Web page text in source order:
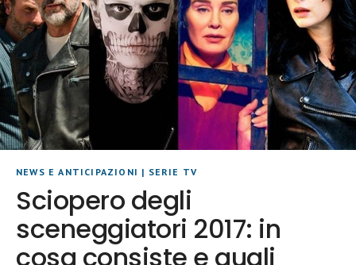
NEWS E ANTICIPAZIONI | SERIE TV
Sciopero degli
sceneggiatori 2017: in
cosa consiste e quali